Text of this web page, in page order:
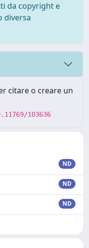
da copyright e
diversa
citare o creare un
103636
ND
ND
ND